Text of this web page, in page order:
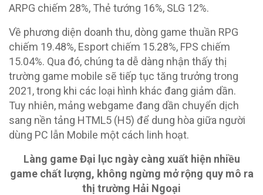
ARPG chiếm 28%, Thẻ tướng 16%, SLG 12%.
Về phương diện doanh thu, dòng game thuần RPG
chiếm 19.48%, Esport chiếm 15.28%, FPS chiếm
15.04%. Qua đó, chúng ta dễ dàng nhận thấy thị
trường game mobile sẽ tiếp tục tăng trưởng trong
2021, trong khi các loại hình khác đang giảm dần.
Tuy nhiên, mảng webgame đang dần chuyển dịch
sang nền tảng HTML5 (H5) để dung hòa giữa người
dùng PC lẫn Mobile một cách linh hoạt.
Làng game Đại lục ngày càng xuất hiện nhiều
game chất lượng, không ngừng mở rộng quy mô ra
thị trường Hải Ngoại